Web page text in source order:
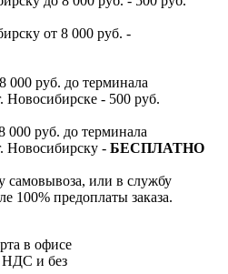
от 8 000 руб. -
000 руб. до терминала
Новосибирске - 500 руб.
000 руб. до терминала
Новосибирску - БЕСПЛАТНО
самовывоза, или в службу
100% предоплаты заказа.
в офисе
НДС и без